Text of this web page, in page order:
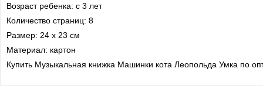
Возраст ребенка: с 3 лет
Количество страниц: 8
Размер: 24 х 23 см
Материал: картон
Купить Музыкальная книжка Машинки кота Леопольда Умка по